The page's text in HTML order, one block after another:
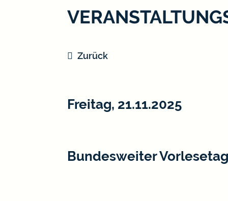
Zurück
Freitag, 21.11.2025
Bundesweiter Vorlesetag